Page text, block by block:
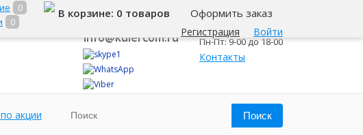
0
0
Регистрация Войти
В корзине: 0 товаров Оформить заказ
8 800 500-345-1
info@kulercom.ru
Челябинск
Пн-Пт: 9-00 до 18-00
Контакты
акции